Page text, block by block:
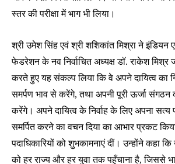
स्तर की परीक्षा में भाग भी लिया।
श्री उमेश सिंह एवं श्री शशिकांत मिश्रा ने इंडियन
फेडरेशन के नव निर्वाचित अध्यक्ष डॉ. राकेश मिश्र
करते हुए यह संकल्प लिया कि वे अपने दायित्व का
समर्पण भाव से करेंगे, तथा अपनी पूरी ऊर्जा संगठन
करेंगे। अपने दायित्व के निर्वाह के लिए अपना सत्य
समर्पित करने का वचन दिया का आभार प्रकट
पदाधिकारियों को शुभकामनाएं दीं। उन्होंने कहा
को हर राज्य और हर युवा तक पहुँचाना है, जिससे